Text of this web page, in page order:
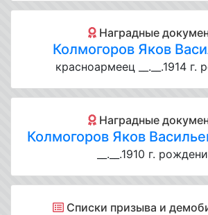
Наградные
Колмогоров Яков
красноармеец __.__.1914 г.
Наградные
Колмогоров Яков
__.__.1910 г.
Списки призыва и